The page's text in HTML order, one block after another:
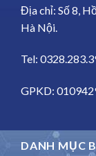
Địa chỉ: Số 8,
Hà Nội.
Tel:
GPKD:
DANH MỤC